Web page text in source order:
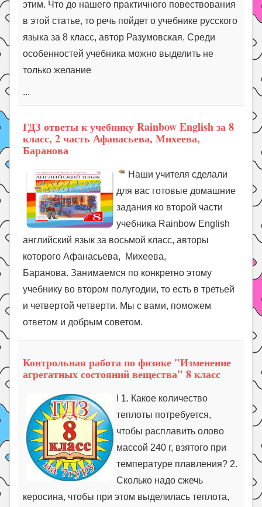
этим. Что до нашего практичного повествования
в этой статье, то речь пойдет о учебнике русского
языка за 8 класс, автор Разумовская. Среди
особенностей учебника можно выделить не
только желание
...
ГДЗ ответы к учебнику Rainbow English за 8
класс, 2 часть Афанасьева, Михеева,
Баранова
Наши учителя сделали
для вас готовые домашние
задания ко второй части
учебника Rainbow English
английский язык за восьмой класс, авторы
которого Афанасьева, Михеева,
Баранова. Занимаемся по конкретно этому
учебнику во втором полугодии, то есть в третьей
и четвертой четверти. Мы с вами, поможем
ответом и добрым советом.
Контрольная работа по физике "Изменение
агрегатных состояний вещества" 8 класс
I 1. Какое количество
теплоты потребуется,
чтобы расплавить олово
массой 240 г, взятого при
температуре плавления? 2.
Сколько надо сжечь
керосина, чтобы при этом выделилась теплота,